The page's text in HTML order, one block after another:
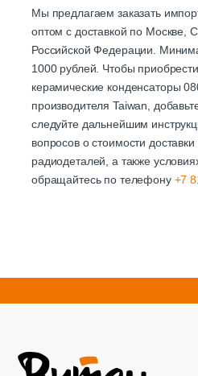
Мы предлагаем заказать
оптом с доставкой по Москве,
Российской Федерации.
1000 рублей. Чтобы
керамические конденсаторы
производителя Taiwan,
следуйте дальнейшим
вопросов о стоимости
радиодеталей, а также
обращайтесь по телефону +7